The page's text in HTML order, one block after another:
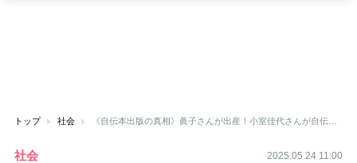
トップ 社会 《自伝本出版の真相》眞子さんが出産！小室佳代さんが自伝本で初孫に知らせたかった「バァバの真実」
社会 2025.05.24 11:00